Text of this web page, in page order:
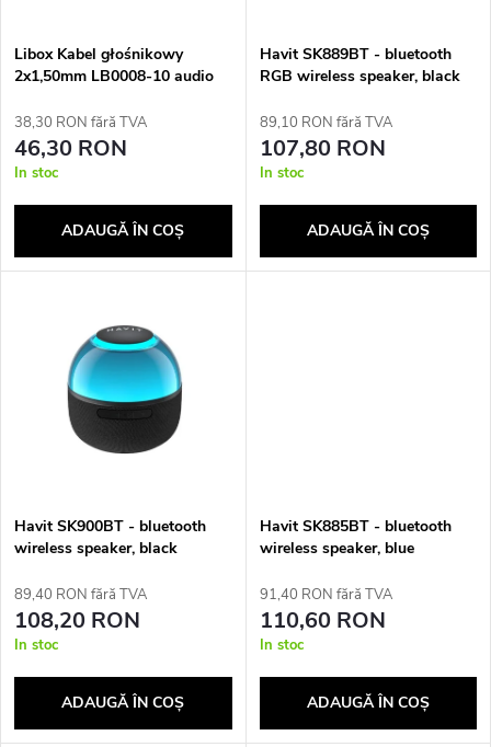
a
r
e
p
u
s
u
l
u
ă
p
r
o
d
Libox Kabel głośnikowy
2x1,50mm LB0008-10 audio
38,30 RON fără TVA
46,30 RON
In stoc
ADAUGĂ ÎN COŞ
Havit SK889BT - bluetooth
RGB wireless speaker, black
89,10 RON fără TVA
107,80 RON
In stoc
ADAUGĂ ÎN COŞ
Havit SK900BT - bluetooth
wireless speaker, black
89,40 RON fără TVA
108,20 RON
In stoc
ADAUGĂ ÎN COŞ
Havit SK885BT - bluetooth
wireless speaker, blue
91,40 RON fără TVA
110,60 RON
In stoc
ADAUGĂ ÎN COŞ